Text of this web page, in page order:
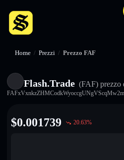
Home / Prezzi / Prezzo FAF
Flash.Trade (FAF) prezzo
$0.001739 20.63%